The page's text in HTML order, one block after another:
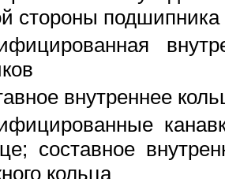
стороны подшипника
внутреннее
составное
кольца